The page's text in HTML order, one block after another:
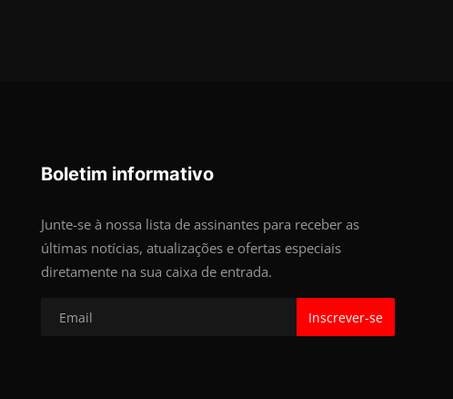
Boletim informativo
Junte-se à nossa lista de assinantes para receber as
últimas notícias, atualizações e ofertas especiais
diretamente na sua caixa de entrada.
Inscrever-se